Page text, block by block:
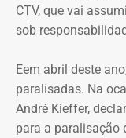
COM
CTV, que vai
sob
Eem abril deste
paralisadas. Na
André Kieffer,
para a paralisação